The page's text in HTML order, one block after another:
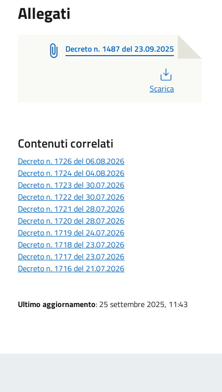
Allegati
Decreto n. 1487 del 23.09.2025
Scarica
Contenuti correlati
Decreto n. 1726 del 06.08.2026
Decreto n. 1724 del 04.08.2026
Decreto n. 1723 del 30.07.2026
Decreto n. 1722 del 30.07.2026
Decreto n. 1721 del 28.07.2026
Decreto n. 1720 del 28.07.2026
Decreto n. 1719 del 24.07.2026
Decreto n. 1718 del 23.07.2026
Decreto n. 1717 del 23.07.2026
Decreto n. 1716 del 21.07.2026
Ultimo aggiornamento: 25 settembre 2025, 11:43